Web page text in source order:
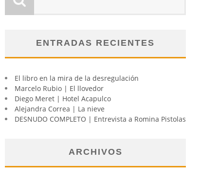
ENTRADAS RECIENTES
El libro en la mira de la desregulación
Marcelo Rubio | El llovedor
Diego Meret | Hotel Acapulco
Alejandra Correa | La nieve
DESNUDO COMPLETO | Entrevista a Romina Pistolas
ARCHIVOS